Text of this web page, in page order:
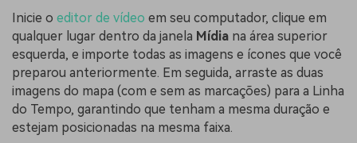
Inicie o editor de vídeo em seu computador, clique em
qualquer lugar dentro da janela Mídia na área superior
esquerda, e importe todas as imagens e ícones que você
preparou anteriormente. Em seguida, arraste as duas
imagens do mapa (com e sem as marcações) para a Linha
do Tempo, garantindo que tenham a mesma duração e
estejam posicionadas na mesma faixa.